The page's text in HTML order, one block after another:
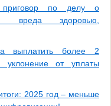
по делу о
вреда здоровью,
выплатить более 2
уклонение от уплаты
2025 год – меньше